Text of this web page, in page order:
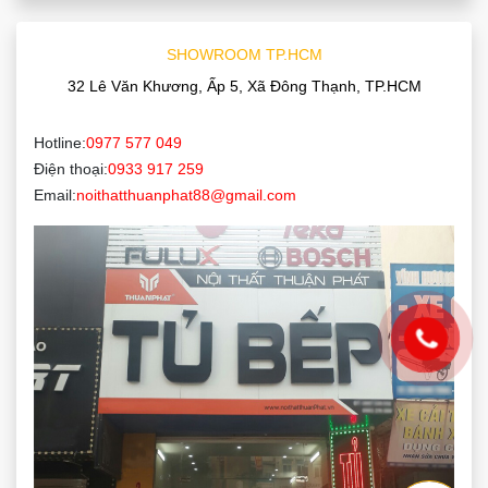
SHOWROOM TP.HCM
32 Lê Văn Khương, Ấp 5, Xã Đông Thạnh, TP.HCM
Hotline:0977 577 049
Điện thoại:0933 917 259
Email:noithatthuanphat88@gmail.com